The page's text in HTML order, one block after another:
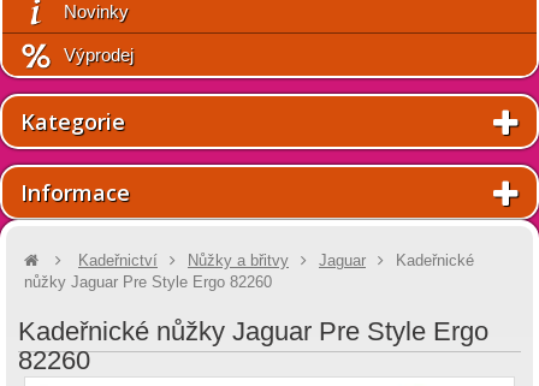
Novinky
Výprodej
Kategorie
Informace
Kadeřnictví Nůžky a břitvy Jaguar
Kadeřnické
nůžky Jaguar Pre Style Ergo 82260
Kadeřnické nůžky Jaguar Pre Style Ergo
82260